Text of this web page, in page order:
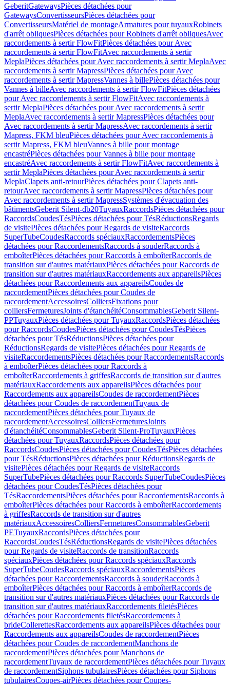
GeberitGatewaysPièces détachées pour
GatewaysConvertisseursPièces détachées pour
ConvertisseursMatériel de montageArmatures pour tuyauxRobinets
d'arrêt obliquesPièces détachées pour Robinets d'arrêt obliquesAvec
raccordements à sertir FlowFitPièces détachées pour Avec
raccordements à sertir FlowFitAvec raccordements à sertir
MeplaPièces détachées pour Avec raccordements à sertir MeplaAvec
raccordements à sertir MapressPièces détachées pour Avec
raccordements à sertir MapressVannes à billePièces détachées pour
Vannes à billeAvec raccordements à sertir FlowFitPièces détachées
pour Avec raccordements à sertir FlowFitAvec raccordements à
sertir MeplaPièces détachées pour Avec raccordements à sertir
MeplaAvec raccordements à sertir MapressPièces détachées pour
Avec raccordements à sertir MapressAvec raccordements à sertir
Mapress, FKM bleuPièces détachées pour Avec raccordements à
sertir Mapress, FKM bleuVannes à bille pour montage
encastréPièces détachées pour Vannes à bille pour montage
encastréAvec raccordements à sertir FlowFitAvec raccordements à
sertir MeplaPièces détachées pour Avec raccordements à sertir
MeplaClapets anti-retourPièces détachées pour Clapets anti-
retourAvec raccordements à sertir MapressPièces détachées pour
Avec raccordements à sertir MapressSystèmes d'évacuation des
bâtimentsGeberit Silent-db20TuyauxRaccordsPièces détachées pour
RaccordsCoudesTésPièces détachées pour TésRéductionsRegards
de visitePièces détachées pour Regards de visiteRaccords
SuperTubeCoudesRaccords spéciauxRaccordementsPièces
détachées pour RaccordementsRaccords à souderRaccords à
emboîterPièces détachées pour Raccords à emboîterRaccords de
transition sur d'autres matériauxPièces détachées pour Raccords de
transition sur d'autres matériauxRaccordements aux appareilsPièces
détachées pour Raccordements aux appareilsCoudes de
raccordementPièces détachées pour Coudes de
raccordementAccessoiresColliersFixations pour
colliersFermeturesJoints d'étanchéitéConsommablesGeberit Silent-
PPTuyauxPièces détachées pour TuyauxRaccordsPièces détachées
pour RaccordsCoudesPièces détachées pour CoudesTésPièces
détachées pour TésRéductionsPièces détachées pour
RéductionsRegards de visitePièces détachées pour Regards de
visiteRaccordementsPièces détachées pour RaccordementsRaccords
à emboîterPièces détachées pour Raccords à
emboîterRaccordements à griffesRaccords de transition sur d'autres
matériauxRaccordements aux appareilsPièces détachées pour
Raccordements aux appareilsCoudes de raccordementPièces
détachées pour Coudes de raccordementTuyaux de
raccordementPièces détachées pour Tuyaux de
raccordementAccessoiresColliersFermeturesJoints
d'étanchéitéConsommablesGeberit Silent-ProTuyauxPièces
détachées pour TuyauxRaccordsPièces détachées pour
RaccordsCoudesPièces détachées pour CoudesTésPièces détachées
pour TésRéductionsPièces détachées pour RéductionsRegards de
visitePièces détachées pour Regards de visiteRaccords
SuperTubePièces détachées pour Raccords SuperTubeCoudesPièces
détachées pour CoudesTésPièces détachées pour
TésRaccordementsPièces détachées pour RaccordementsRaccords à
emboîterPièces détachées pour Raccords à emboîterRaccordements
à griffesRaccords de transition sur d'autres
matériauxAccessoiresColliersFermeturesConsommablesGeberit
PETuyauxRaccordsPièces détachées pour
RaccordsCoudesTésRéductionsRegards de visitePièces détachées
pour Regards de visiteRaccords de transitionRaccords
spéciauxPièces détachées pour Raccords spéciauxRaccords
SuperTubeCoudesRaccords spéciauxRaccordementsPièces
détachées pour RaccordementsRaccords à souderRaccords à
emboîterPièces détachées pour Raccords à emboîterRaccords de
transition sur d'autres matériauxPièces détachées pour Raccords de
transition sur d'autres matériauxRaccordements filetésPièces
détachées pour Raccordements filetésRaccordements à
brideCollerettesRaccordements aux appareilsPièces détachées pour
Raccordements aux appareilsCoudes de raccordementPièces
détachées pour Coudes de raccordementManchons de
raccordementPièces détachées pour Manchons de
raccordementTuyaux de raccordementPièces détachées pour Tuyaux
de raccordementSiphons tubulairesPièces détachées pour Siphons
tubulairesCoupes-airPièces détachées pour Coupes-